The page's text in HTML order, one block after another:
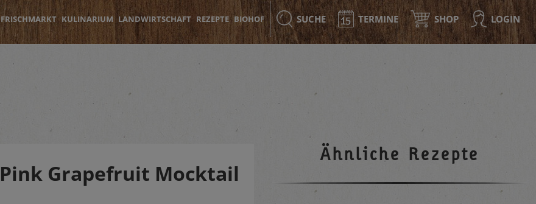
FRISCHMARKT KULINARIUM LANDWIRTSCHAFT REZEPTE BIOHOF SUCHE TERMINE SHOP LOGIN
Pink Grapefruit Mocktail
Ähnliche Rezepte